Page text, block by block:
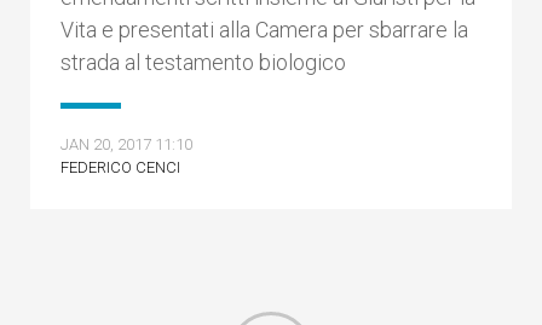
Vita e presentati alla Camera per sbarrare la
strada al testamento biologico
JAN 20, 2017 11:10
FEDERICO CENCI